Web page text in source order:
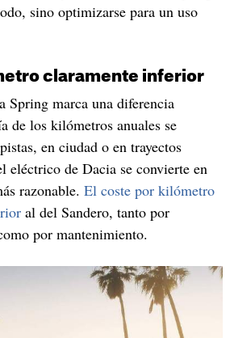
sino optimizarse para un uso
claramente inferior
Spring marca una diferencia
de los kilómetros anuales se
en ciudad o en trayectos
eléctrico de Dacia se convierte en
razonable. El coste por kilómetro
al del Sandero, tanto por
por mantenimiento.